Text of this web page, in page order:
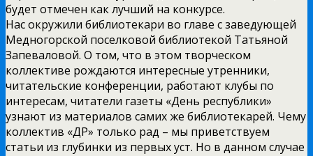
будет отмечен как лучший на конкурсе.
Нас окружили библиотекари во главе с заведующей
Медногорской поселковой библиотекой Татьяной
Запеваловой. О том, что в этом творческом
коллективе рождаются интересные утренники,
читательские конференции, работают клубы по
интересам, читатели газеты «День республики»
узнают из материалов самих же библиотекарей. Чему
коллектив «ДР» только рад – мы приветствуем
статьи из глубинки из первых уст. Но в данном случае